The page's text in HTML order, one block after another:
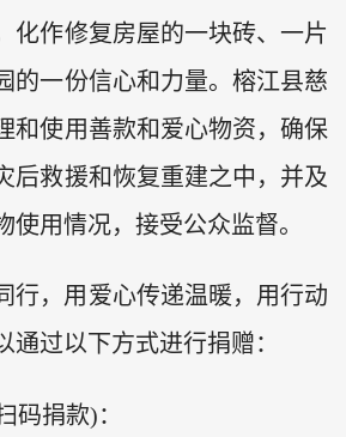
化作修复房屋的一块砖、一片
的一份信心和力量。榕江县慈
和使用善款和爱心物资，确保
后救援和恢复重建之中，并及
使用情况，接受公众监督。
行，用爱心传递温暖，用行动
通过以下方式进行捐赠：
码捐款)：